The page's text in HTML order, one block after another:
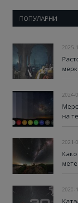
ПОПУЛАРНИ
2025-
2024-
на
2021-
2020-